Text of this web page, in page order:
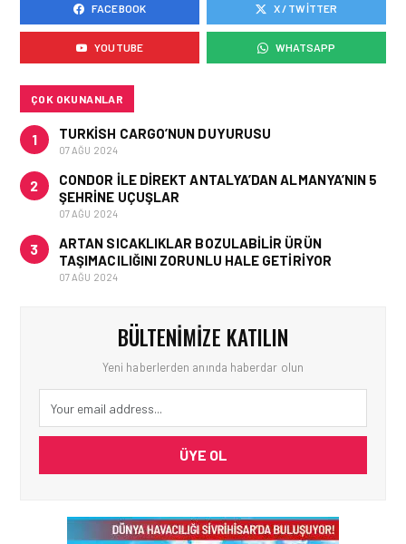
HAVAALANI • 05 AĞU 2026
ISG’NIN TERMINAL
MEMURLARINDAN CAN
KURTARAN HAMLE
FACEBOOK X / TWITTER
YOUTUBE WHATSAPP
ÇOK OKUNANLAR
1 TURKISH CARGO’NUN DUYURUSU
07 AĞU 2024
2
CONDOR ILE DIREKT ANTALYA’DAN ALMANYA’NIN 5
ŞEHRINE UÇUŞLAR
07 AĞU 2024
3
ARTAN SICAKLIKLAR BOZULABILIR ÜRÜN
TAŞIMACILIĞINI ZORUNLU HALE GETIRIYOR
07 AĞU 2024
BÜLTENIMIZE KATILIN
Yeni haberlerden anında haberdar olun
ÜYE OL